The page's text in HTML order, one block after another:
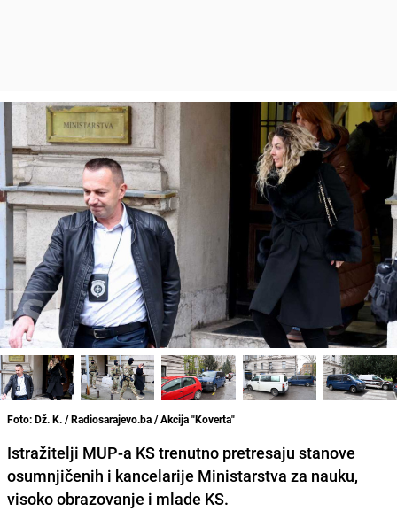
Foto: Dž. K. / Radiosarajevo.ba / Akcija "Koverta"
Istražitelji MUP-a KS trenutno pretresaju stanove
osumnjičenih i kancelarije Ministarstva za nauku,
visoko obrazovanje i mlade KS.